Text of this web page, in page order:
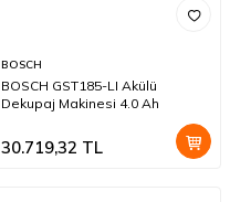
BOSCH
BOSCH GST185-LI Akülü
Dekupaj Makinesi 4.0 Ah
30.719,32 TL